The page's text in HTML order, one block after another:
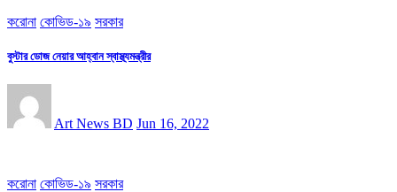
করোনা কোভিড-১৯ সরকার
বুস্টার ডোজ নেয়ার আহ্বান স্বাস্থ্যমন্ত্রীর
Art News BD Jun 16, 2022
করোনা কোভিড-১৯ সরকার